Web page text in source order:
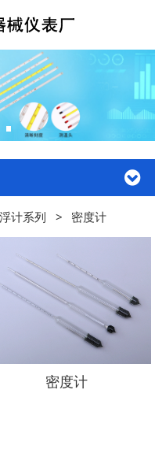
计系列 > 密度计
密度计